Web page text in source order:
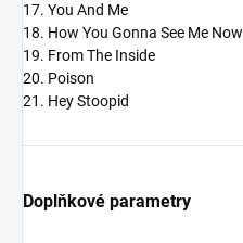
17. You And Me
18. How You Gonna See Me Now
19. From The Inside
20. Poison
21. Hey Stoopid
Doplňkové parametry